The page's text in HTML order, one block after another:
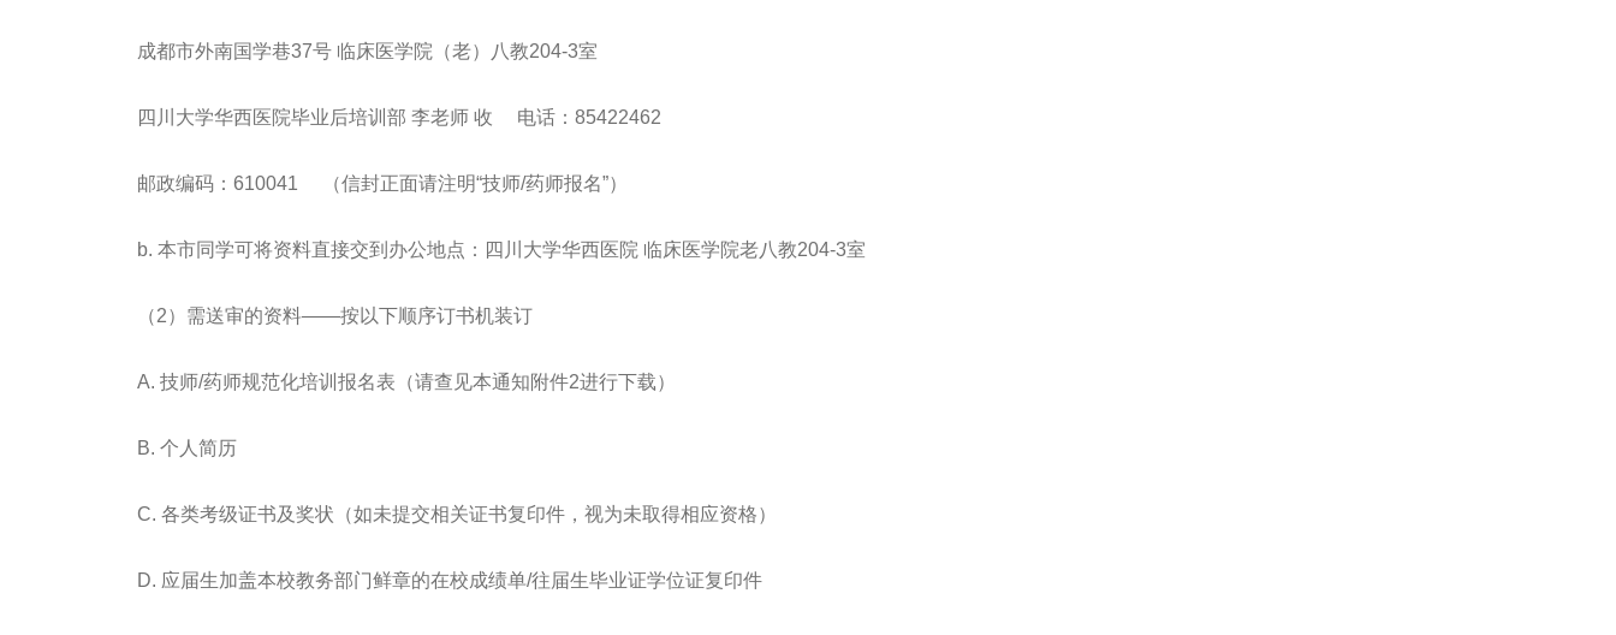
成都市外南国学巷37号 临床医学院（老）八教204-3室
四川大学华西医院毕业后培训部 李老师 收 电话：85422462
邮政编码：610041 （信封正面请注明“技师/药师报名”）
b. 本市同学可将资料直接交到办公地点：四川大学华西医院 临床医学院老八教204-3室
（2）需送审的资料——按以下顺序订书机装订
A. 技师/药师规范化培训报名表（请查见本通知附件2进行下载）
B. 个人简历
C. 各类考级证书及奖状（如未提交相关证书复印件，视为未取得相应资格）
D. 应届生加盖本校教务部门鲜章的在校成绩单/往届生毕业证学位证复印件